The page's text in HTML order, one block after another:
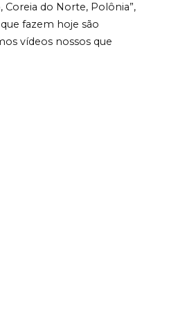
do Norte, Polônia”,
fazem hoje são
vídeos nossos que